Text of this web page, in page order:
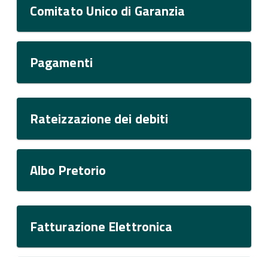
Comitato Unico di Garanzia
Pagamenti
Rateizzazione dei debiti
Albo Pretorio
Fatturazione Elettronica